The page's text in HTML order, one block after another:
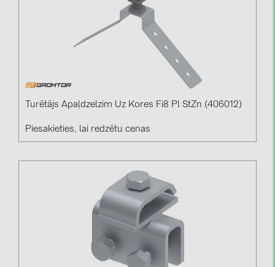
Turētājs Apaļdzelzim Uz Kores Fi8 Pl StZn (406012)
Piesakieties, lai redzētu cenas